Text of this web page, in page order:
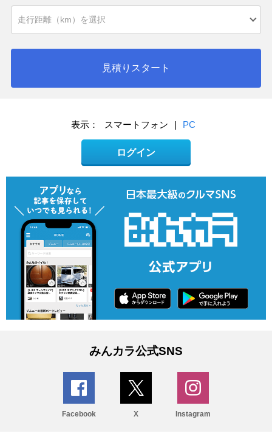
見積りスタート
表示： スマートフォン | PC
ログイン
みんカラ公式SNS
Facebook X Instagram